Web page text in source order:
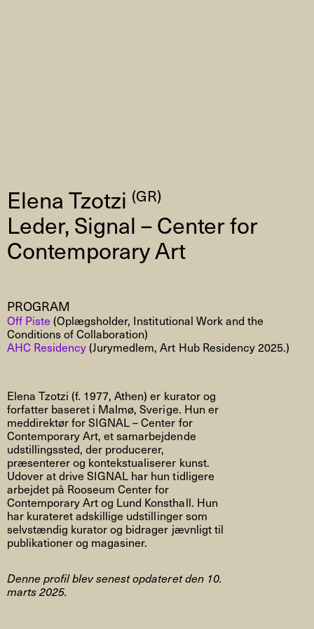
Elena Tzotzi (GR)
Leder, Signal – Center for
Contemporary Art
PROGRAM
Off Piste (Oplægsholder, Institutional Work and the
Conditions of Collaboration)
AHC Residency(Jurymedlem, Art Hub Residency 2025.)
Elena Tzotzi (f. 1977, Athen) er kurator og
forfatter baseret i Malmø, Sverige. Hun er
meddirektør for SIGNAL – Center for
Contemporary Art, et samarbejdende
udstillingssted, der producerer,
præsenterer og kontekstualiserer kunst.
Udover at drive SIGNAL har hun tidligere
arbejdet på Rooseum Center for
Contemporary Art og Lund Konsthall. Hun
har kurateret adskillige udstillinger som
selvstændig kurator og bidrager jævnligt til
publikationer og magasiner.
Denne profil blev senest opdateret den 10.
marts 2025.